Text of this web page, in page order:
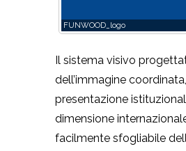
FUNWOOD_logo
Il sistema visivo
dell’immagine
presentazione
dimensione
facilmente sfogliabile